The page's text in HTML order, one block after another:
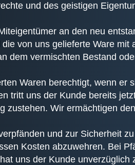
und des geistigen
an den neu
von uns gelieferte Ware
dem vermischten Bestand
Waren berechtigt, wenn er
tritt uns der Kunde bereits
Wir ermächtigen
und zur Sicherheit
Kosten abzuwehren. Bei
uns der Kunde